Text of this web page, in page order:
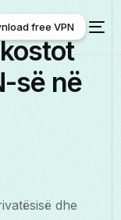
free VPN
së në
dhe